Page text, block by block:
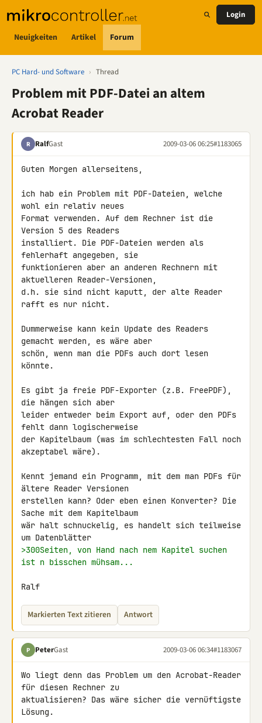
Neuigkeiten Artikel Forum
Login
PC Hard- und Software › Thread
Problem mit PDF-Datei an altem
Acrobat Reader
R RalfGast 2009-03-06 06:25#1183065
Guten Morgen allerseitens,
ich hab ein Problem mit PDF-Dateien, welche
wohl ein relativ neues
Format verwenden. Auf dem Rechner ist die
Version 5 des Readers
installiert. Die PDF-Dateien werden als
fehlerhaft angegeben, sie
funktionieren aber an anderen Rechnern mit
aktuelleren Reader-Versionen,
d.h. sie sind nicht kaputt, der alte Reader
rafft es nur nicht.
Dummerweise kann kein Update des Readers
gemacht werden, es wäre aber
schön, wenn man die PDFs auch dort lesen
könnte.
Es gibt ja freie PDF-Exporter (z.B. FreePDF),
die hängen sich aber
leider entweder beim Export auf, oder den PDFs
fehlt dann logischerweise
der Kapitelbaum (was im schlechtesten Fall noch
akzeptabel wäre).
Kennt jemand ein Programm, mit dem man PDFs für
ältere Reader Versionen
erstellen kann? Oder eben einen Konverter? Die
Sache mit dem Kapitelbaum
wär halt schnuckelig, es handelt sich teilweise
>300Seiten, von Hand nach nem Kapitel suchen
ist n bisschen mühsam...
Ralf
Markierten Text zitieren Antwort
P PeterGast 2009-03-06 06:34#1183067
Wo liegt denn das Problem um den Acrobat-Reader
für diesen Rechner zu
aktualisieren? Das wäre sicher die vernüftigste
Lösung.